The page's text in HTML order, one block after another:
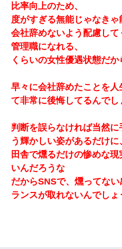
比率向上のため、
度がすぎる無能じゃなきゃ
会社辞めないよう配慮し
管理職になれる、
くらいの女性優遇状態だか
早々に会社辞めたことを
て非常に後悔してるんでし
判断を誤らなければ当然
う輝かしい姿があるだけに
田舎で燻るだけの惨めな
いんだろうな
だからSNSで、燻ってな
ランスが取れないんでしょ